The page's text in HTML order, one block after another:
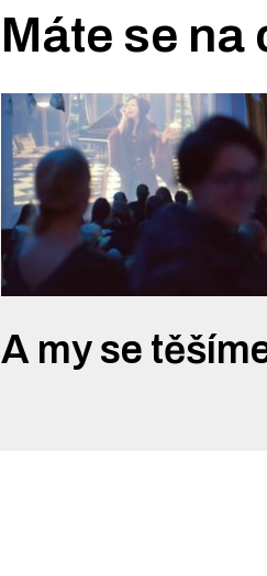
Máte se na
A my se